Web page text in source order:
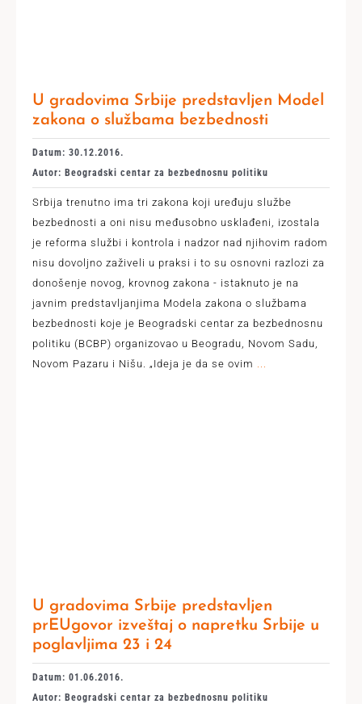
U gradovima Srbije predstavljen Model
zakona o službama bezbednosti
Datum: 30.12.2016.
Autor: Beogradski centar za bezbednosnu politiku
Srbija trenutno ima tri zakona koji uređuju službe
bezbednosti a oni nisu međusobno usklađeni, izostala
je reforma službi i kontrola i nadzor nad njihovim radom
nisu dovoljno zaživeli u praksi i to su osnovni razlozi za
donošenje novog, krovnog zakona - istaknuto je na
javnim predstavljanjima Modela zakona o službama
bezbednosti koje je Beogradski centar za bezbednosnu
politiku (BCBP) organizovao u Beogradu, Novom Sadu,
Novom Pazaru i Nišu. „Ideja je da se ovim ...
U gradovima Srbije predstavljen
prEUgovor izveštaj o napretku Srbije u
poglavljima 23 i 24
Datum: 01.06.2016.
Autor: Beogradski centar za bezbednosnu politiku